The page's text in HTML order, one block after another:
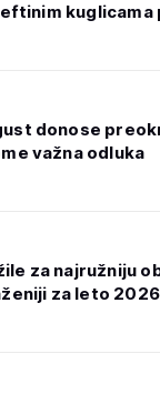
kuglicama
donose
važna odluka
za najružniju
za leto